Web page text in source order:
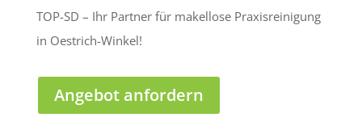
TOP-SD – Ihr Partner für makellose Praxisreinigung
in Oestrich-Winkel!
Angebot anfordern